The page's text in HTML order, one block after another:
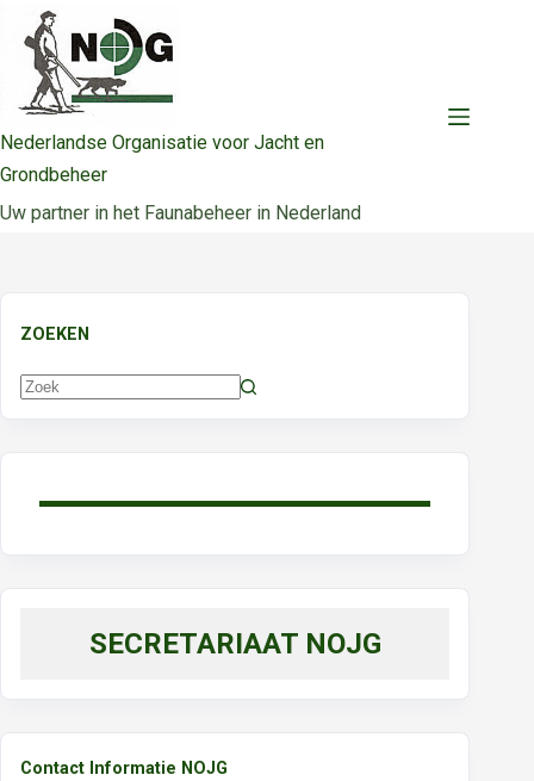
naar
inhoud
Nederlandse Organisatie voor Jacht en
Grondbeheer
Uw partner in het Faunabeheer in Nederland
ZOEKEN
Geen
SECRETARIAAT NOJG
Contact Informatie NOJG